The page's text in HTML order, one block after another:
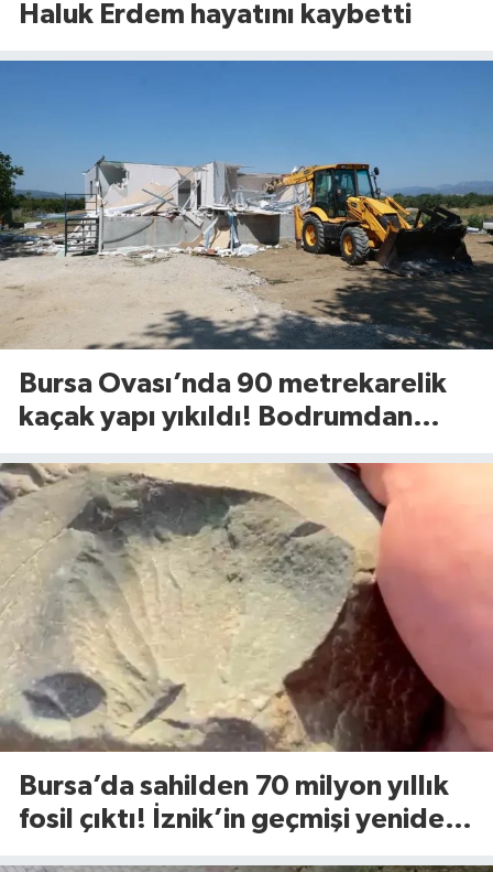
Haluk Erdem hayatını kaybetti
Bursa Ovası’nda 90 metrekarelik
kaçak yapı yıkıldı! Bodrumdan
Bursa’da sahilden 70 milyon yıllık
fosil çıktı! İznik’in geçmişi yeniden